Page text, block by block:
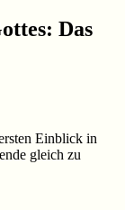
Das
Einblick in
gleich zu